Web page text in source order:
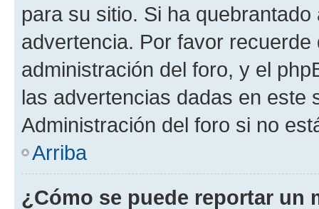
para su sitio. Si ha
advertencia. Por favor
administración del foro, y el
las advertencias dadas en este
Administración del foro si no
Arriba
¿Cómo se puede reportar un